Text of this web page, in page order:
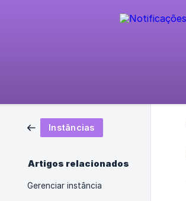
Instâncias
Artigos relacionados
Gerenciar instância